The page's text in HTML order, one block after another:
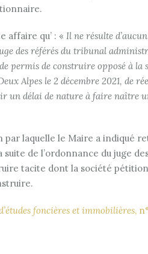
affaire qu’ : « Il ne résulte
des référés du tribunal
permis de construire opposé à la
Alpes le 2 décembre 2021, de
un délai de nature à faire naître
par laquelle le Maire a indiqué
de l’ordonnance du juge
tacite dont la société
foncières et immobilières,